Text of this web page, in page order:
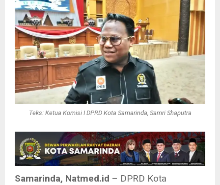
Teks: Ketua Komisi I DPRD Kota Samarinda, Samri Shaputra
Samarinda, Natmed.id – DPRD Kota